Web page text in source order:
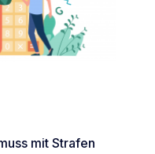
mit Strafen